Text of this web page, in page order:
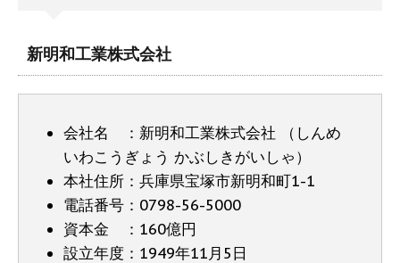
新明和工業株式会社
会社名 ：新明和工業株式会社 （しんめ
いわこうぎょう かぶしきがいしゃ）
本社住所：兵庫県宝塚市新明和町1-1
電話番号：0798-56-5000
資本金 ：160億円
設立年度：1949年11月5日